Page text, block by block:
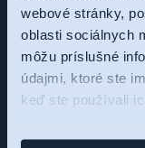
webové stránky,
oblasti sociálnych
môžu príslušné
údajmi, ktoré ste
keď ste používali
Sme tu
pýtajte